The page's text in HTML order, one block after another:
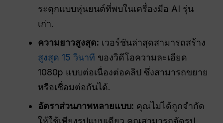
ระตุกแบบหุ่นยนต์ที่พบในเครื่องมือ AI รุ่น
เก่า.
ความยาวสูงสุด: เวอร์ชันล่าสุดสามารถสร้าง
สูงสุด 15 วินาที ของวิดีโอความละเอียด
1080p แบบต่อเนื่องต่อคลิป ซึ่งสามารถขยาย
หรือเชื่อมต่อกันได้.
อัตราส่วนภาพหลายแบบ: คุณไม่ได้ถูกจำกัด
ให้ใช้เพียงรูปแบบเดียว คุณสามารถจัดรูป